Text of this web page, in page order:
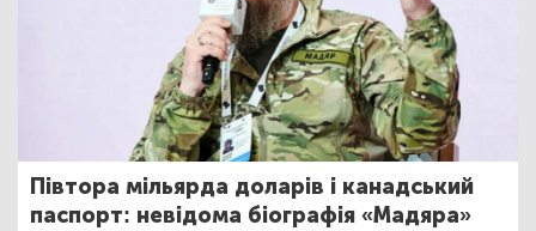
Півтора мільярда доларів і канадський
паспорт: невідома біографія «Мадяра»